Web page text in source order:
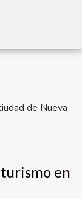
de Nueva
en